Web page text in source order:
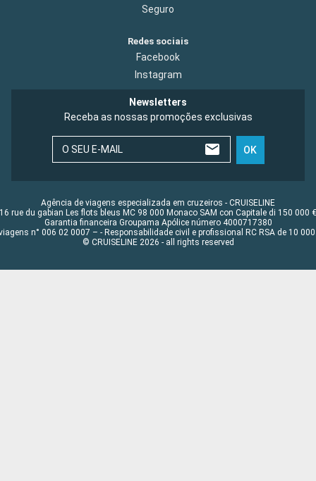
Seguro
Redes sociais
Facebook
Instagram
Newsletters
Receba as nossas promoções exclusivas
O SEU E-MAIL OK
Agência de viagens especializada em cruzeiros - CRUISELINE
16 rue du gabian Les flots bleus MC 98 000 Monaco SAM con Capitale di 150 000 €
Garantia financeira Groupama Apólice número 4000717380
n° 006 02 0007 – - Responsabilidade civil e profissional RC RSA de 10 000
© CRUISELINE 2026 - all rights reserved